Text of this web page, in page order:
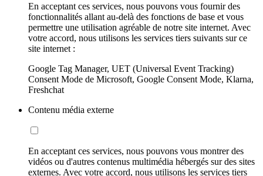
En acceptant ces services, nous pouvons vous fournir des
fonctionnalités allant au-delà des fonctions de base et vous
permettre une utilisation agréable de notre site internet. Avec
votre accord, nous utilisons les services tiers suivants sur ce
site internet :
Google Tag Manager, UET (Universal Event Tracking)
Consent Mode de Microsoft, Google Consent Mode, Klarna,
Freshchat
Contenu média externe
En acceptant ces services, nous pouvons vous montrer des
vidéos ou d'autres contenus multimédia hébergés sur des sites
externes. Avec votre accord, nous utilisons les services tiers